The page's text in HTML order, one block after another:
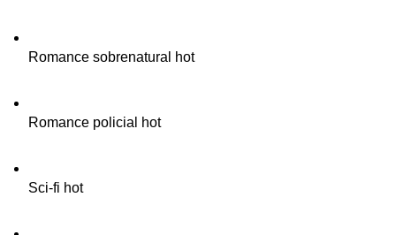
Romance sobrenatural hot
Romance policial hot
Sci-fi hot